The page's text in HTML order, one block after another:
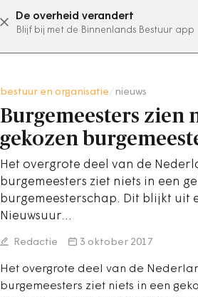
De overheid verandert
Blijf bij met de Binnenlands Bestuur app
abonneer nu
bestuur en organisatie nieuws
Burgemeesters zien
gekozen
Het overgrote deel van de
burgemeesters ziet niets in een
burgemeesterschap. Dit blijkt uit
Nieuwsuur…
Redactie 3 oktober 2017
Het overgrote deel van de
burgemeesters ziet niets in een